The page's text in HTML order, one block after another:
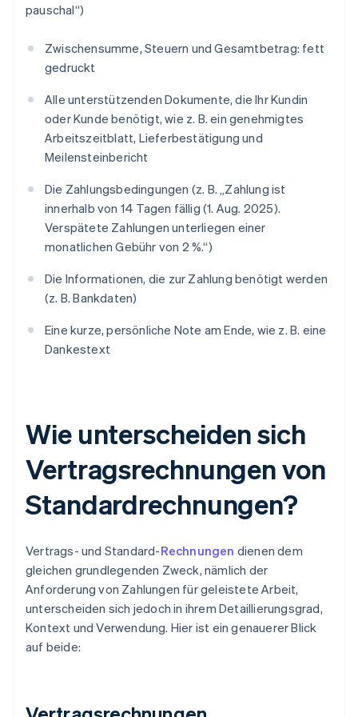
pauschal“)
Zwischensumme, Steuern und Gesamtbetrag: fett
gedruckt
Alle unterstützenden Dokumente, die Ihr Kundin
oder Kunde benötigt, wie z. B. ein genehmigtes
Arbeitszeitblatt, Lieferbestätigung und
Meilensteinbericht
Die Zahlungsbedingungen (z. B. „Zahlung ist
innerhalb von 14 Tagen fällig (1. Aug. 2025).
Verspätete Zahlungen unterliegen einer
monatlichen Gebühr von 2 %.“)
Die Informationen, die zur Zahlung benötigt werden
(z. B. Bankdaten)
Eine kurze, persönliche Note am Ende, wie z. B. eine
Dankestext
Wie unterscheiden sich
Vertragsrechnungen von
Standardrechnungen?
Vertrags- und Standard-Rechnungen dienen dem
gleichen grundlegenden Zweck, nämlich der
Anforderung von Zahlungen für geleistete Arbeit,
unterscheiden sich jedoch in ihrem Detaillierungsgrad,
Kontext und Verwendung. Hier ist ein genauerer Blick
auf beide: